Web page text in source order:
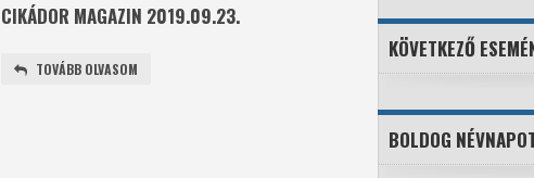
CIKÁDOR MAGAZIN 2019.09.23.
TOVÁBB OLVASOM
KÖVETKEZŐ
BOLDOG